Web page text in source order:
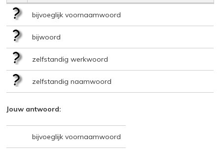
bijvoeglijk voornaamwoord
bijwoord
zelfstandig werkwoord
zelfstandig naamwoord
Jouw antwoord:
bijvoeglijk voornaamwoord